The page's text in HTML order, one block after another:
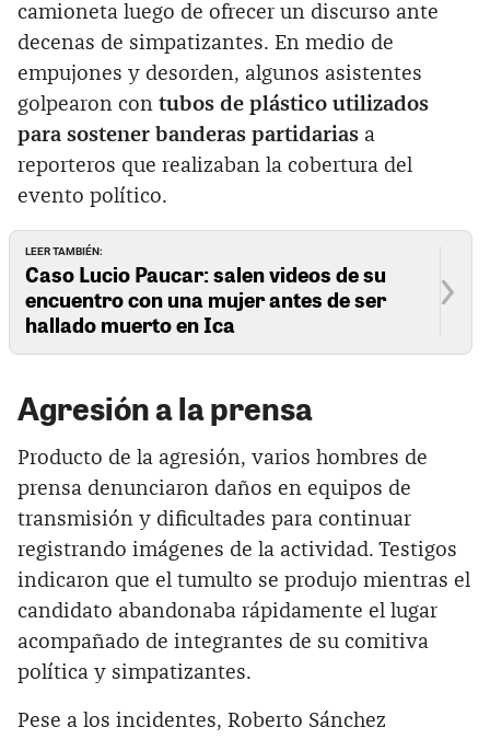
camioneta luego de ofrecer un discurso ante
decenas de simpatizantes. En medio de
empujones y desorden, algunos asistentes
golpearon con tubos de plástico utilizados
para sostener banderas partidarias a
reporteros que realizaban la cobertura del
evento político.
LEER TAMBIÉN:
Caso Lucio Paucar: salen videos de su
encuentro con una mujer antes de ser
hallado muerto en Ica
Agresión a la prensa
Producto de la agresión, varios hombres de
prensa denunciaron daños en equipos de
transmisión y dificultades para continuar
registrando imágenes de la actividad. Testigos
indicaron que el tumulto se produjo mientras el
candidato abandonaba rápidamente el lugar
acompañado de integrantes de su comitiva
política y simpatizantes.
Pese a los incidentes, Roberto Sánchez